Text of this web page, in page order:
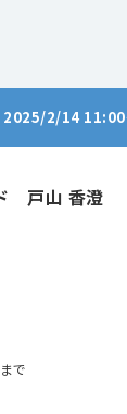
2025/2/14
戸山 香澄
で